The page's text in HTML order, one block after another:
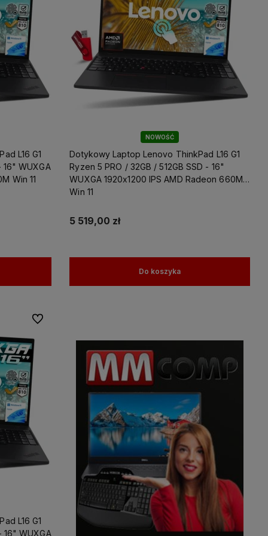
L16 G1
Win 11
NOWOŚĆ
Dotykowy Laptop Lenovo ThinkPad L16 G1
Ryzen 5 PRO / 32GB / 512GB SSD - 16"
WUXGA 1920x1200 IPS AMD Radeon 660M
Win 11
5 519,00 zł
Do koszyka
L16 G1
Do ulubionych